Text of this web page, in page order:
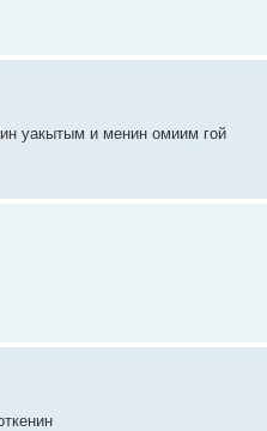
уакытым и менин омиим гой